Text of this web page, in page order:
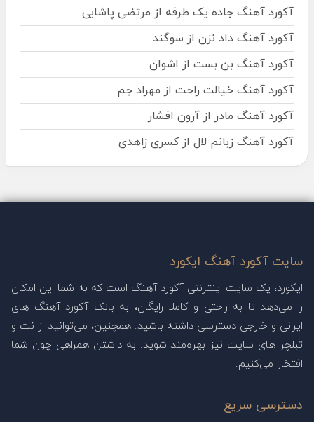
آکورد آهنگ جاده یک طرفه از مرتضی پاشایی
آکورد آهنگ داد نزن از سوگند
آکورد آهنگ بن بست از اشوان
آکورد آهنگ خیالت راحت از مهراد جم
آکورد آهنگ مادر از آرون افشار
آکورد آهنگ زبانم لال از کسری زاهدی
سایت آکورد آهنگ ایکورد
ایکورد، یک سایت اینترنتی آکورد آهنگ است که به شما این امکان
را می‌دهد تا به راحتی و کاملا رایگان، به بانک آکورد آهنگ های
ایرانی و خارجی دسترسی داشته باشید. همچنین، می‌توانید از نت و
تبلچر های سایت نیز بهره‌مند شوید. به داشتن همراهی چون شما
افتخار می‌کنیم.
دسترسی سریع